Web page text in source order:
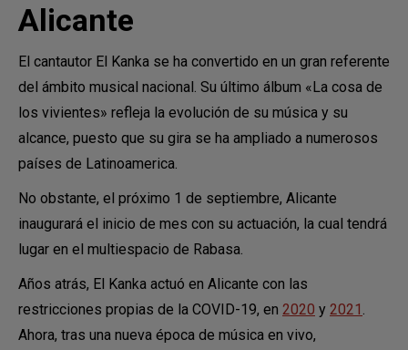
Alicante
El cantautor El Kanka se ha convertido en un gran referente
del ámbito musical nacional. Su último álbum «La cosa de
los vivientes» refleja la evolución de su música y su
alcance, puesto que su gira se ha ampliado a numerosos
países de Latinoamerica.
No obstante, el próximo 1 de septiembre, Alicante
inaugurará el inicio de mes con su actuación, la cual tendrá
lugar en el multiespacio de Rabasa.
Años atrás, El Kanka actuó en Alicante con las
restricciones propias de la COVID-19, en 2020 y 2021 .
Ahora, tras una nueva época de música en vivo,